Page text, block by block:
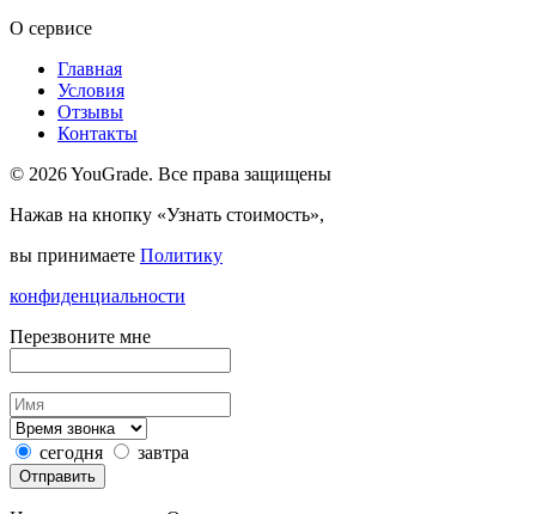
О сервисе
Главная
Условия
Отзывы
Контакты
© 2026 YouGrade. Все права защищены
Нажав на кнопку «Узнать стоимость»,
вы принимаете Политику
конфиденциальности
Перезвоните мне
сегодня завтра